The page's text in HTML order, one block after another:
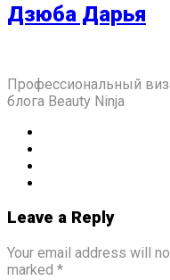
Дзюба Дарья
Профессиональный
блога Beauty Ninja
Leave a Reply
Your email address will
marked *